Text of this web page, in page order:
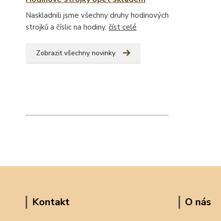
Naskladnili jsme všechny druhy hodinových
strojků a číslic na hodiny. číst celé
Zobrazit všechny novinky
Kontakt O nás